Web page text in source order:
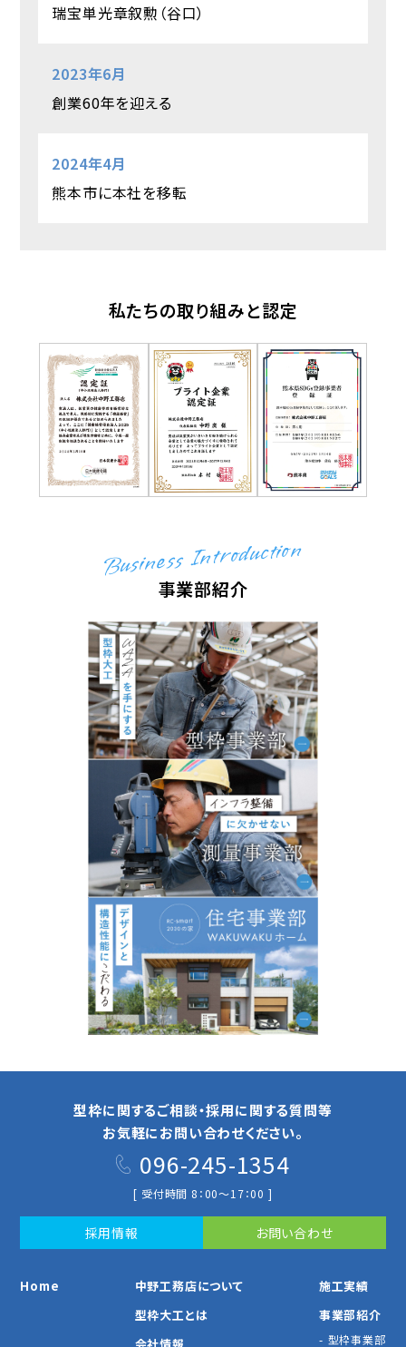
瑞宝単光章叙勲（谷口）
2023年6月
創業60年を迎える
2024年4月
熊本市に本社を移転
私たちの取り組みと認定
Business Introduction
事業部紹介
型枠に関するご相談・採用に関する質問等
お気軽にお問い合わせください。
096-245-1354
[ 受付時間 8：00～17：00 ]
採⽤情報 お問い合わせ
Home
中野⼯務店について
型枠⼤⼯とは
施⼯実績
事業部紹介
型枠事業部